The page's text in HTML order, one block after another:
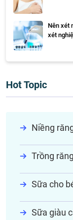
Nên xét
xét
Hot Topic
Niềng
Trồng
Sữa cho
Sữa giàu